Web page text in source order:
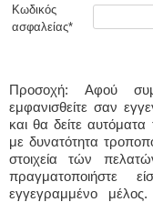
Κωδικός
ασφαλείας*
Προσοχή: Αφού
εμφανισθείτε σαν
και θα δείτε
με δυνατότητα
στοιχεία τών
πραγματοποιήστε
εγγεγραμμένο